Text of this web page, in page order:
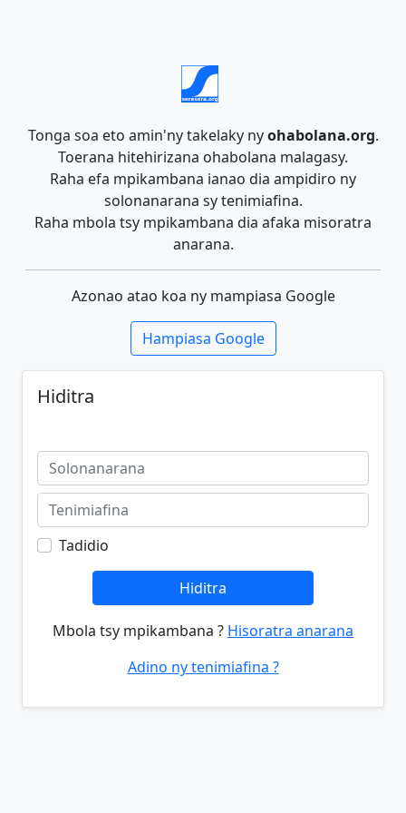
Tonga soa eto amin'ny takelaky nyohabolana.org.
Toerana hitehirizana ohabolana malagasy.
Raha efa mpikambana ianao dia ampidiro ny
solonanarana sy tenimiafina.
Raha mbola tsy mpikambana dia afaka misoratra
anarana.
Azonao atao koa ny mampiasa Google
Hampiasa Google
Hiditra
Tadidio
Hiditra
Mbola tsy mpikambana ? Hisoratra anarana
Adino ny tenimiafina ?